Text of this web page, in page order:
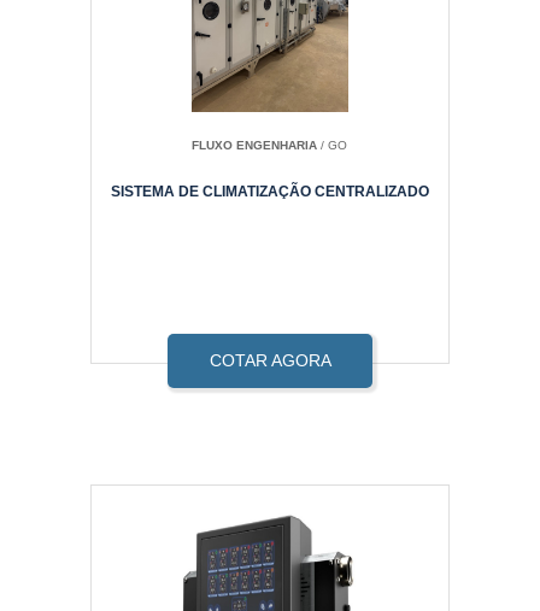
FLUXO ENGENHARIA / GO
SISTEMA DE CLIMATIZAÇÃO CENTRALIZADO
COTAR AGORA